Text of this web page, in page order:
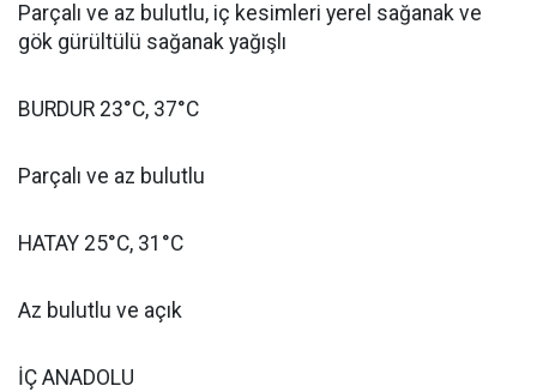
Parçalı ve az bulutlu, iç kesimleri yerel sağanak ve
gök gürültülü sağanak yağışlı
BURDUR 23°C, 37°C
Parçalı ve az bulutlu
HATAY 25°C, 31°C
Az bulutlu ve açık
İÇ ANADOLU